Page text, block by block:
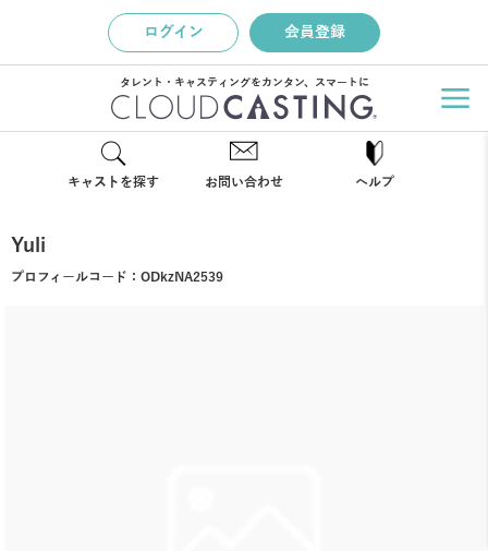
ログイン 会員登録
タレント・キャスティングをカンタン、スマートに
キャストを探す お問い合わせ ヘルプ
Yuli
プロフィールコード： ODkzNA2539